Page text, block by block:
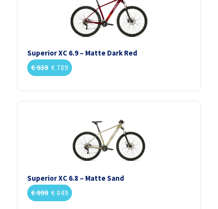
Superior XC 6.9 – Matte Dark Red
€939 € 789
Superior XC 6.8 – Matte Sand
€999 € 849